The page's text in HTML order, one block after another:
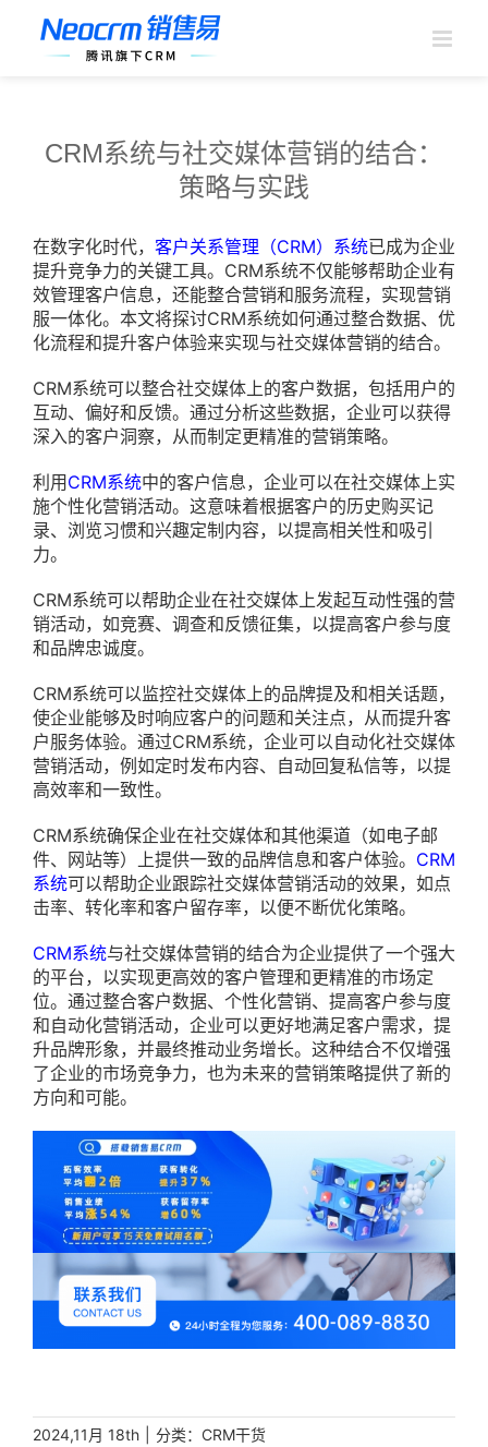
CRM系统与社交媒体营销的结合：
策略与实践
在数字化时代， 客户关系管理（CRM）系统已成为企业
提升竞争力的关键工具。CRM系统不仅能够帮助企业有
效管理客户信息，还能整合营销和服务流程，实现营销
服一体化。本文将探讨CRM系统如何通过整合数据、优
化流程和提升客户体验来实现与社交媒体营销的结合。
CRM系统可以整合社交媒体上的客户数据，包括用户的
互动、偏好和反馈。通过分析这些数据，企业可以获得
深入的客户洞察，从而制定更精准的营销策略。
利用 CRM系统中的客户信息，企业可以在社交媒体上实
施个性化营销活动。这意味着根据客户的历史购买记
录、浏览习惯和兴趣定制内容，以提高相关性和吸引
力。
CRM系统可以帮助企业在社交媒体上发起互动性强的营
销活动，如竞赛、调查和反馈征集，以提高客户参与度
和品牌忠诚度。
CRM系统可以监控社交媒体上的品牌提及和相关话题，
使企业能够及时响应客户的问题和关注点，从而提升客
户服务体验。通过CRM系统，企业可以自动化社交媒体
营销活动，例如定时发布内容、自动回复私信等，以提
高效率和一致性。
CRM系统确保企业在社交媒体和其他渠道（如电子邮
件、网站等）上提供一致的品牌信息和客户体验。 CRM
系统可以帮助企业跟踪社交媒体营销活动的效果，如点
击率、转化率和客户留存率，以便不断优化策略。
CRM系统与社交媒体营销的结合为企业提供了一个强大
的平台，以实现更高效的客户管理和更精准的市场定
位。通过整合客户数据、个性化营销、提高客户参与度
和自动化营销活动，企业可以更好地满足客户需求，提
升品牌形象，并最终推动业务增长。这种结合不仅增强
了企业的市场竞争力，也为未来的营销策略提供了新的
方向和可能。
2024,11月 18th 分类： CRM干货